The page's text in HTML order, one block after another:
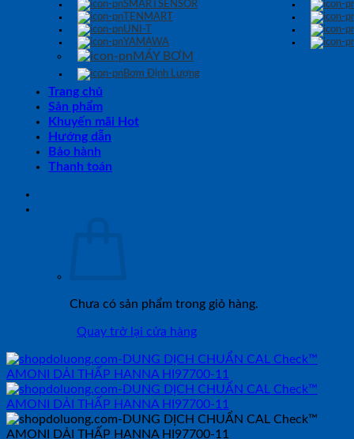
SMARTSENSOR
TENMART
UNI-T
YAMAWA
MÁY BƠM
Bơm Định Lượng
Trang chủ
Sản phẩm
Khuyến mãi Hot
Hướng dẫn
Bảo hành
Thanh toán
Chưa có sản phẩm trong giỏ hàng.
Quay trở lại cửa hàng